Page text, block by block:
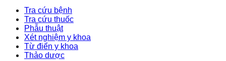
Tra cứu bệnh
Tra cứu thuốc
Phẫu thuật
Xét nghiệm y khoa
Từ điển y khoa
Thảo dược